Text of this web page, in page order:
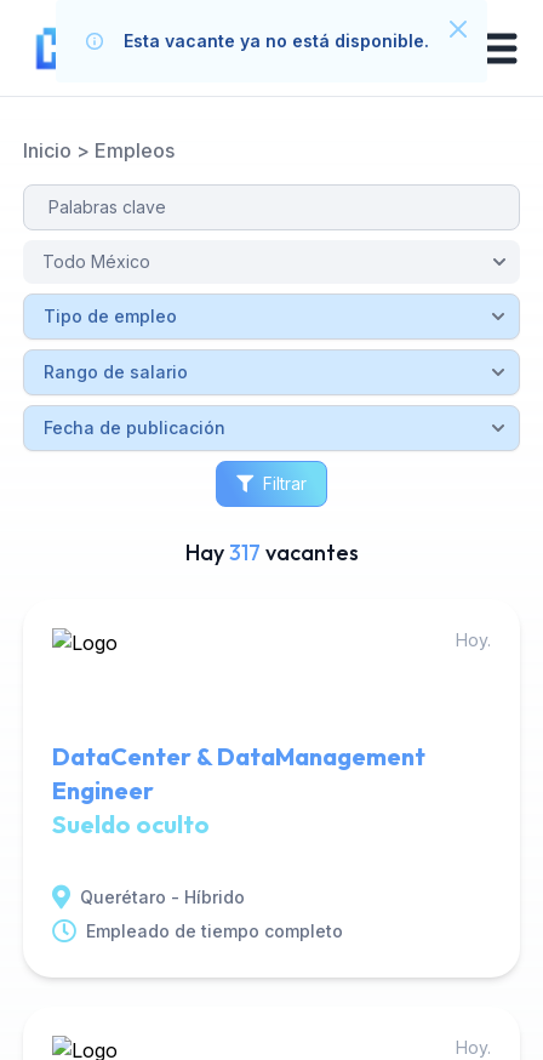
Inicio > Empleos
Filtrar
Hay317 vacantes
Hoy.
DataCenter & DataManagement
Engineer
Sueldo oculto
Querétaro - Híbrido
Empleado de tiempo completo
Hoy.
Esta vacante ya no está disponible.